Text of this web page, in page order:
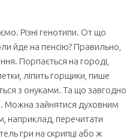
Різні генотипи. От що
йде на пенсію? Правильно,
Порпається на городі,
ліпить горщики, пише
з онуками. Та що завгодно
Можна зайнятися духовним
наприклад, перечитати
гри на скрипці або ж